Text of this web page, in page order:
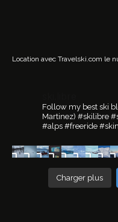
Location avec Travelski.com le
Follow my best ski
Martinez) #skilibre
#alps #freeride
Charger plus